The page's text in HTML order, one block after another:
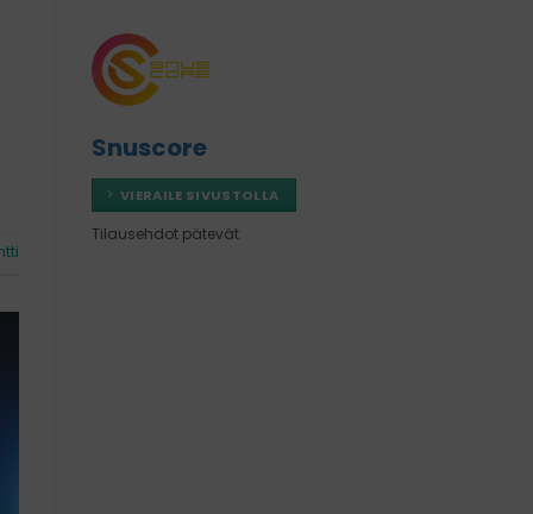
Snuscore
VIERAILE SIVUSTOLLA
Tilausehdot pätevät